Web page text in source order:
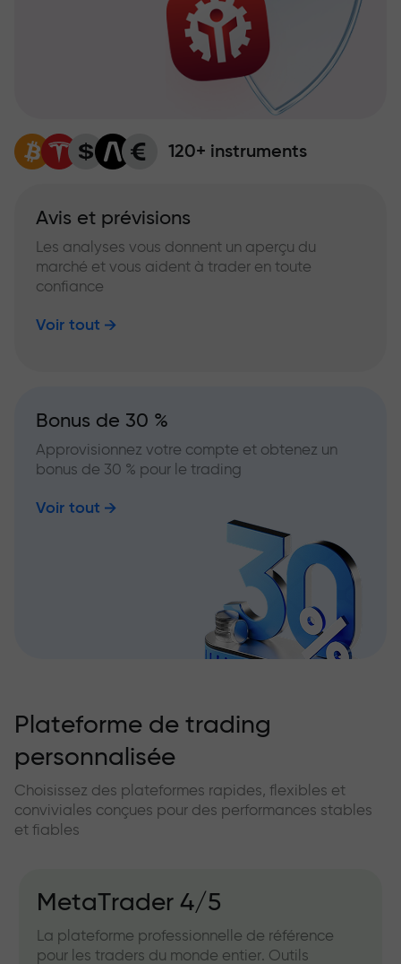
120+ instruments
Avis et prévisions
Les analyses vous donnent un aperçu du
marché et vous aident à trader en toute
confiance
Voir tout
Bonus de 30 %
Approvisionnez votre compte et obtenez un
bonus de 30 % pour le trading
Voir tout
Plateforme de trading
personnalisée
Choisissez des plateformes rapides, flexibles et
conviviales conçues pour des performances stables
et fiables
MetaTrader 4/5
La plateforme professionnelle de référence
pour les traders du monde entier. Outils